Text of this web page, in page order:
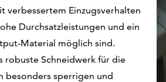
verbessertem Einzugsverhalten
Durchsatzleistungen und ein
Material möglich sind.
robuste Schneidwerk für die
besonders sperrigen und